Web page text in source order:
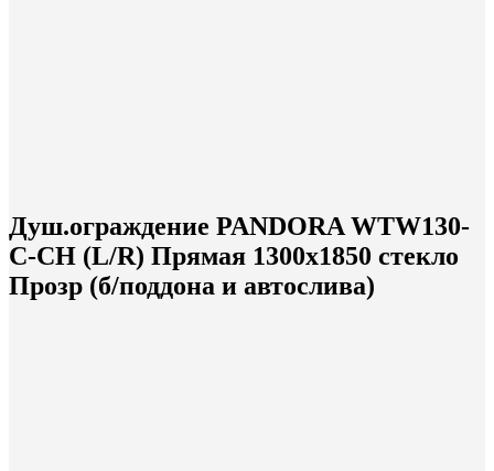
Душ.ограждение PANDORA WTW130-
C-CH (L/R) Прямая 1300х1850 стекло
Прозр (б/поддона и автослива)